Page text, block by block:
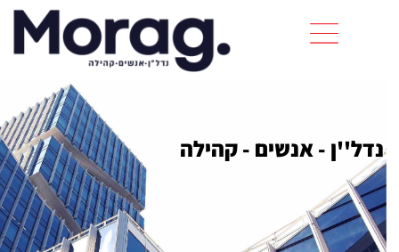
נדל''ן - אנשים - קהילה